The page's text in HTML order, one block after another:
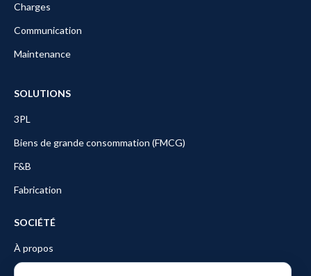
Charges
Communication
Maintenance
SOLUTIONS
3PL
Biens de grande consommation (FMCG)
F&B
Fabrication
SOCIÉTÉ
À propos
Partners